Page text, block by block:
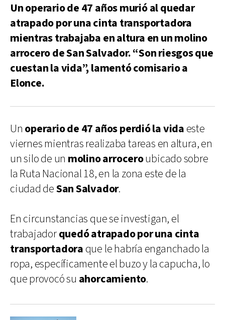
Un operario de 47 años murió al quedar
atrapado por una cinta transportadora
mientras trabajaba en altura en un molino
arrocero de San Salvador. “Son riesgos que
cuestan la vida”, lamentó comisario a
Elonce.
Un operario de 47 años perdió la vida este
viernes mientras realizaba tareas en altura, en
un silo de un molino arroceroubicado sobre
la Ruta Nacional 18, en la zona este de la
ciudad deSan Salvador.
En circunstancias que se investigan, el
trabajadorquedó atrapado por una cinta
transportadora que le habría enganchado la
ropa, específicamente el buzo y la capucha, lo
que provocó su ahorcamiento.